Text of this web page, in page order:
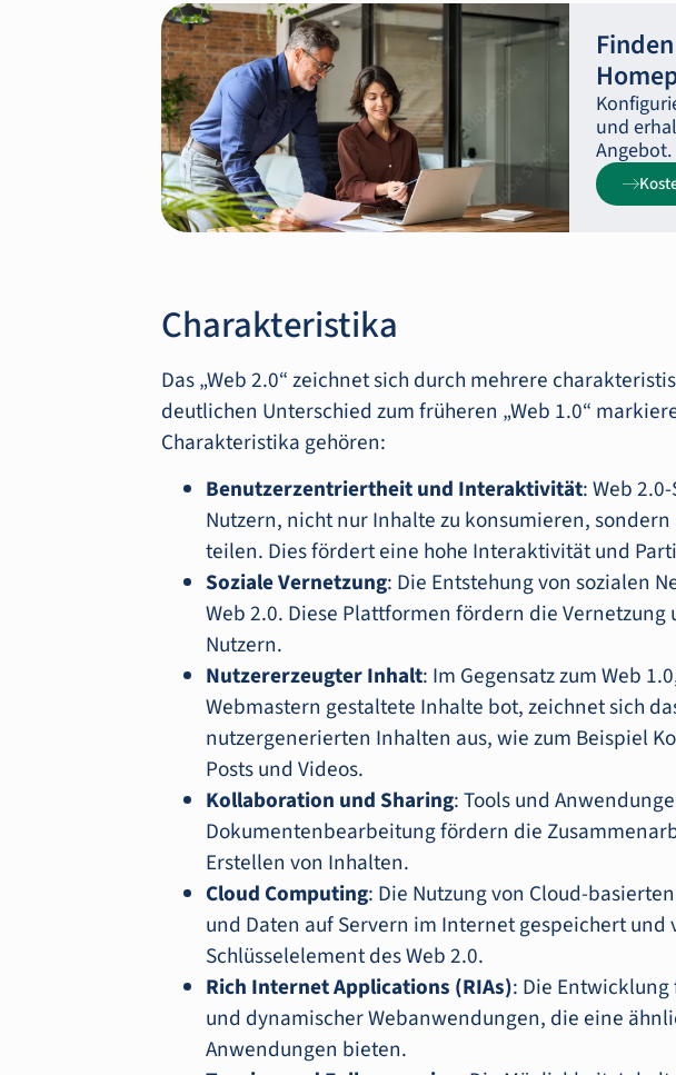
und
Angebot.
Charakteristika
Das „Web 2.0“ zeichnet sich durch mehrere
deutlichen Unterschied zum früheren „Web 1.0“
Charakteristika gehören:
Benutzerzentriertheit und Interaktivität: Web
Nutzern, nicht nur Inhalte zu konsumieren,
teilen. Dies fördert eine hohe Interaktivität und
Soziale Vernetzung: Die Entstehung von sozialen
Web 2.0. Diese Plattformen fördern die
Nutzern.
Nutzererzeugter Inhalt: Im Gegensatz zum Web
Webmastern gestaltete Inhalte bot, zeichnet sich
nutzergenerierten Inhalten aus, wie zum Beispiel
Posts und Videos.
Kollaboration und Sharing: Tools und
Dokumentenbearbeitung fördern die
Erstellen von Inhalten.
Cloud Computing: Die Nutzung von Cloud-
und Daten auf Servern im Internet gespeichert
Schlüsselelement des Web 2.0.
Rich Internet Applications (RIAs): Die
und dynamischer Webanwendungen, die eine
Anwendungen bieten.